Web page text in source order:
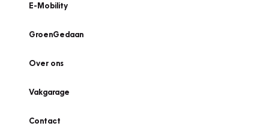
E-Mobility
GroenGedaan
Over ons
Vakgarage
Contact